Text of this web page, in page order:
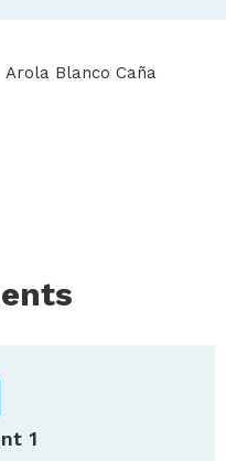
Arola Blanco Caña
1